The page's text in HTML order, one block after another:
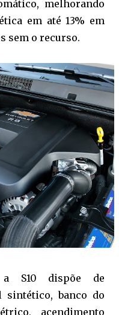
melhorando
em até 13% em
sem o recurso.
S10 dispõe de
sintético, banco do
acendimento